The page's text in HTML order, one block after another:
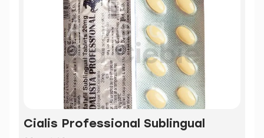
Cialis Professional Sublingual